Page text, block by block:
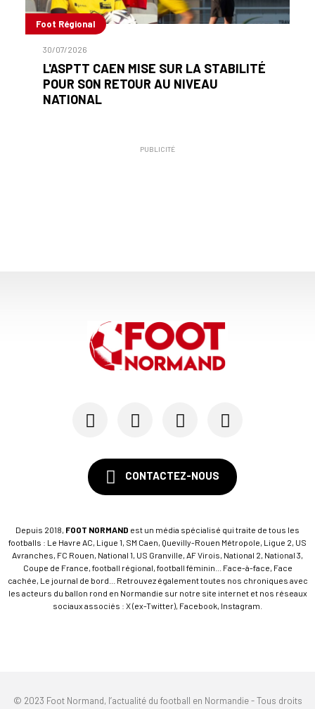
Foot Régional
30/07/2026
L'ASPTT CAEN MISE SUR LA STABILITÉ
POUR SON RETOUR AU NIVEAU
NATIONAL
PUBLICITÉ
CONTACTEZ-NOUS
Depuis 2018, FOOT NORMAND est un média spécialisé qui traite de tous les
footballs : Le Havre AC, Ligue 1, SM Caen, Quevilly-Rouen Métropole, Ligue 2, US
Avranches, FC Rouen, National 1, US Granville, AF Virois, National 2, National 3,
Coupe de France, football régional, football féminin... Face-à-face, Face
cachée, Le journal de bord... Retrouvez également toutes nos chroniques avec
les acteurs du ballon rond en Normandie sur notre site internet et nos réseaux
sociaux associés : X (ex-Twitter), Facebook, Instagram.
© 2023 Foot Normand, l’actualité du football en Normandie - Tous droits